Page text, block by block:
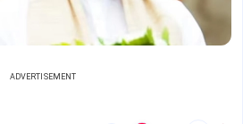
ADVERTISEMENT